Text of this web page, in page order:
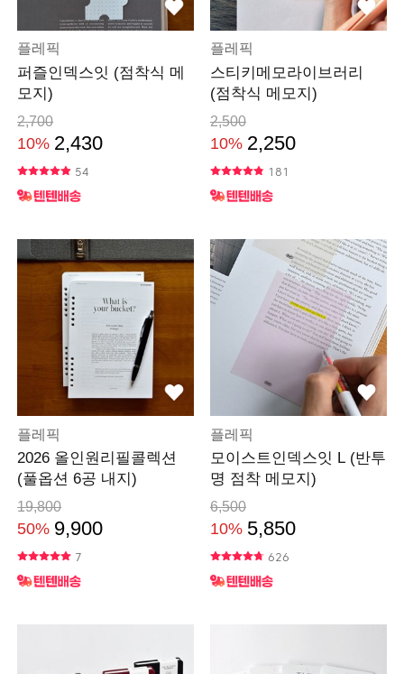
플레픽
퍼즐인덱스잇 (점착식 메
모지)
2,700
10% 2,430
54
플레픽
스티키메모라이브러리
(점착식 메모지)
2,500
10% 2,250
181
플레픽
2026 올인원리필콜렉션
(풀옵션 6공 내지)
19,800
50% 9,900
7
플레픽
모이스트인덱스잇 L (반투
명 점착 메모지)
6,500
10% 5,850
626